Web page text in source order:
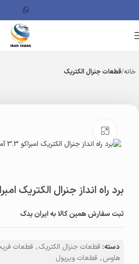
خانه قطعات جنرال الکتریک
برد راه انداز جنرال الکتریک امبراکو 3.3
ثبت سفارش همین کالا به ایران یدک
دسته: قطعات جنرال الکتریک, قطعات
هاوس, قطعات ویرپول